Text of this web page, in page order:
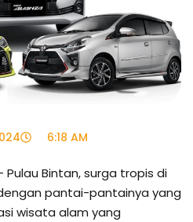
6:18 AM
Pulau Bintan, surga tropis di
pantai-pantainya yang
wisata alam yang